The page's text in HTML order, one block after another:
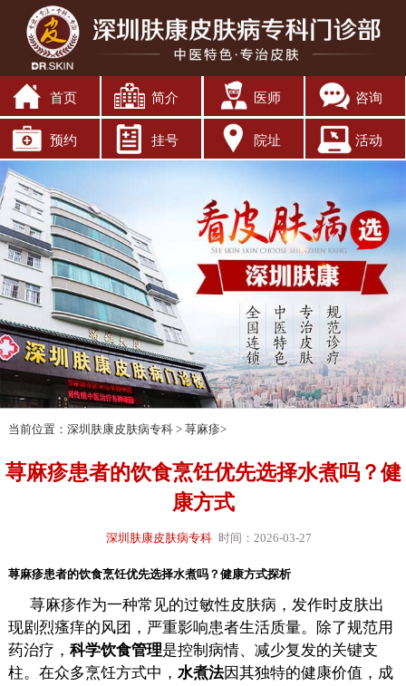
首页 简介 医师 咨询
预约 挂号 院址 活动
当前位置： 深圳肤康皮肤病专科> 荨麻疹>
荨麻疹患者的饮食烹饪优先选择水煮吗？健
康方式
深圳肤康皮肤病专科 时间：2026-03-27
荨麻疹患者的饮食烹饪优先选择水煮吗？健康方式探析
荨麻疹作为一种常见的过敏性皮肤病，发作时皮肤出
现剧烈瘙痒的风团，严重影响患者生活质量。除了规范用
药治疗， 科学饮食管理是控制病情、减少复发的关键支
柱。在众多烹饪方式中， 水煮法因其独特的健康价值，成